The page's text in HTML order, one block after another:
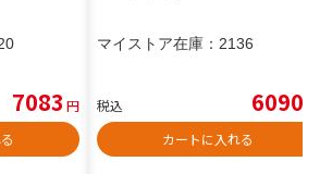
7083 円
マイストア在庫： 2136
税込 6090
カートに入れる